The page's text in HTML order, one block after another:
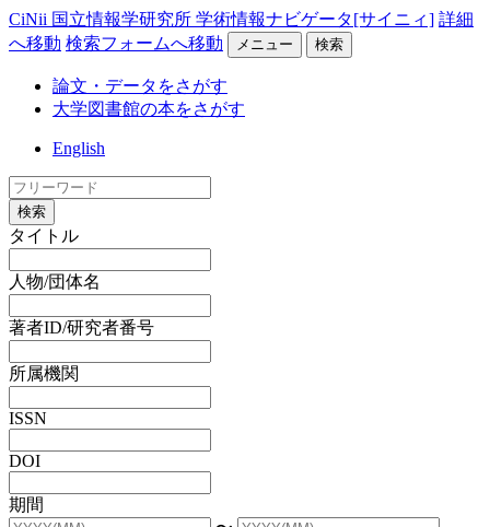
CiNii 国立情報学研究所 学術情報ナビゲータ[サイニィ] 詳細
へ移動 検索フォームへ移動 メニュー 検索
論文・データをさがす
大学図書館の本をさがす
English
検索
タイトル
人物/団体名
著者ID/研究者番号
所属機関
ISSN
DOI
期間